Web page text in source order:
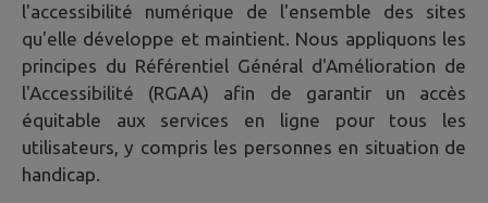
l'accessibilité numérique de l'ensemble des sites
qu'elle développe et maintient. Nous appliquons les
principes du Référentiel Général d'Amélioration de
l'Accessibilité (RGAA) afin de garantir un accès
équitable aux services en ligne pour tous les
utilisateurs, y compris les personnes en situation de
handicap.